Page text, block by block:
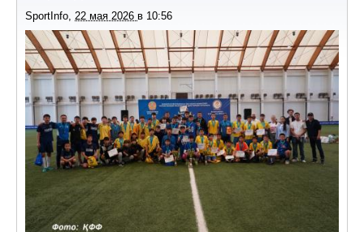
SportInfo, 22 мая 2026 в 10:56